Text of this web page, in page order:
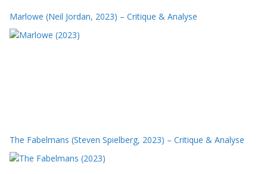
Marlowe (Neil Jordan, 2023) – Critique & Analyse
The Fabelmans (Steven Spielberg, 2023) – Critique & Analyse